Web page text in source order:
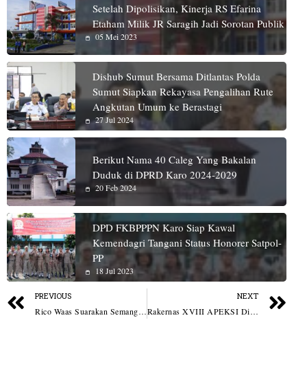
Setelah Dipolisikan, Kinerja RS Efarina
Etaham Milik JR Saragih Jadi Sorotan Publik
05 Mei 2023
Dishub Sumut Bersama Ditlantas Polda
Sumut Siapkan Rekayasa Pengalihan Rute
Angkutan Umum ke Berastagi
27 Jul 2024
Berikut Nama 40 Caleg Yang Bakalan
Duduk di DPRD Karo 2024-2029
20 Feb 2024
DPD FKBPPPN Karo Siap Kawal
Kemendagri Tangani Status Honorer Satpol-
PP
18 Jul 2023
PREVIOUS
Rico Waas Suarakan Semangat “Medan Untuk Semua” di Doa Bersama Hari Bhayangkara Ke-80
NEXT
Rakernas XVIII APEKSI Diproyeksikan Putar Ekonomi Kota Medan Hingga Rp72,3 Miliar